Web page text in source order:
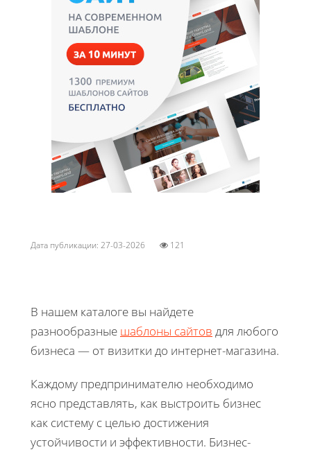
Дата публикации: 27-03-2026 121
В нашем каталоге вы найдете
разнообразные шаблоны сайтов для любого
бизнеса — от визитки до интернет-магазина.
Каждому предпринимателю необходимо
ясно представлять, как выстроить бизнес
как систему с целью достижения
устойчивости и эффективности. Бизнес-